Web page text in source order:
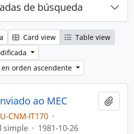
de búsqueda
Card view
Table view
orden ascendente
ao MEC
CNM-IT170 ·
simple · 1981-10-26